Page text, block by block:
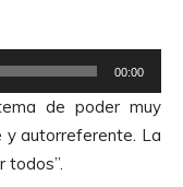
00:00
de poder muy
y autorreferente. La